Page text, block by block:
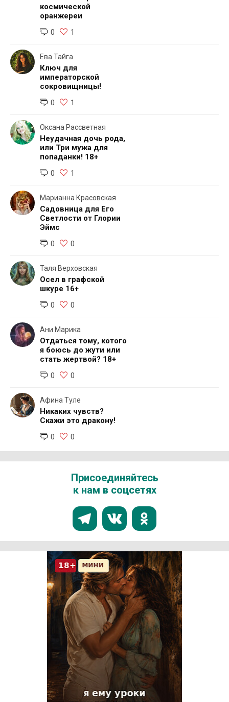
космической
оранжереи
0
1
Ева Тайга
Ключ для
императорской
сокровищницы!
0
1
Оксана Рассветная
Неудачная дочь рода,
или Три мужа для
попаданки! 18+
0
1
Марианна Красовская
Садовница для Его
Светлости от Глории
Эймс
0
0
Таля Верховская
Осел в графской
шкуре 16+
0
0
Ани Марика
Отдаться тому, котого
я боюсь до жути или
стать жертвой? 18+
0
0
Афина Туле
Никаких чувств?
Скажи это дракону!
0
0
Присоединяйтесь
к нам в соцсетях